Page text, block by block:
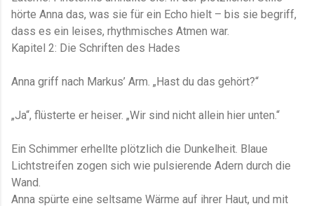
hörte Anna das, was sie für ein Echo hielt – bis sie begriff,
dass es ein leises, rhythmisches Atmen war.
Kapitel 2: Die Schriften des Hades
Anna griff nach Markus’ Arm. „Hast du das gehört?“
„Ja“, flüsterte er heiser. „Wir sind nicht allein hier unten.“
Ein Schimmer erhellte plötzlich die Dunkelheit. Blaue
Lichtstreifen zogen sich wie pulsierende Adern durch die
Wand.
Anna spürte eine seltsame Wärme auf ihrer Haut, und mit